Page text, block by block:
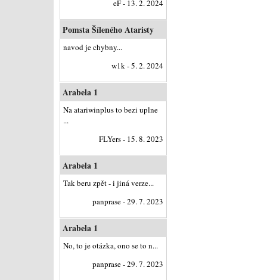
eF - 13. 2. 2024
Pomsta Šíleného Ataristy
navod je chybny...
w1k - 5. 2. 2024
Arabela 1
Na atariwinplus to bezi uplne
...
FLYers - 15. 8. 2023
Arabela 1
Tak beru zpět - i jiná verze...
panprase - 29. 7. 2023
Arabela 1
No, to je otázka, ono se to n...
panprase - 29. 7. 2023